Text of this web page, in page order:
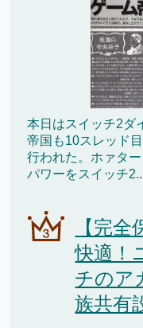
本日はスイッチ2ダ
帝国も10スレッド
行われた。ホァタ
パワーをスイッチ
【完
快適！
チのア
族共有